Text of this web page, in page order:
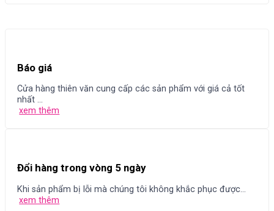
Báo giá
Cửa hàng thiên văn cung cấp các sản phẩm với giá cả tốt
nhất ...
xem thêm
Đổi hàng trong vòng 5 ngày
Khi sản phẩm bị lỗi mà chúng tôi không khắc phục được...
xem thêm